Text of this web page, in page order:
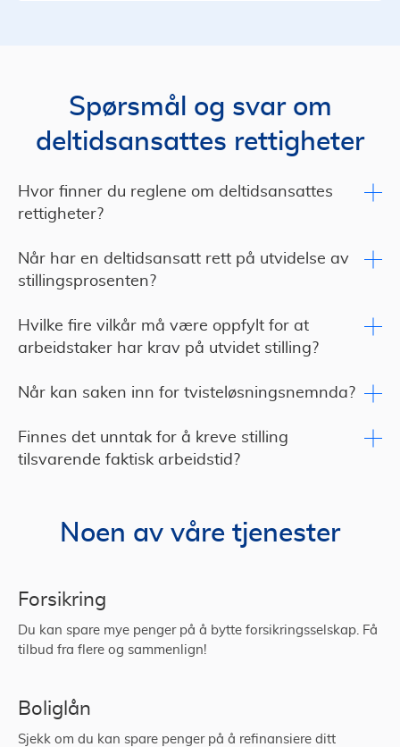
Spørsmål og svar om
deltidsansattes rettigheter
Hvor finner du reglene om deltidsansattes
rettigheter?
Når har en deltidsansatt rett på utvidelse av
stillingsprosenten?
Hvilke fire vilkår må være oppfylt for at
arbeidstaker har krav på utvidet stilling?
Når kan saken inn for tvisteløsningsnemnda?
Finnes det unntak for å kreve stilling
tilsvarende faktisk arbeidstid?
Noen av våre tjenester
Forsikring
Du kan spare mye penger på å bytte forsikringsselskap. Få
tilbud fra flere og sammenlign!
Boliglån
Sjekk om du kan spare penger på å refinansiere ditt